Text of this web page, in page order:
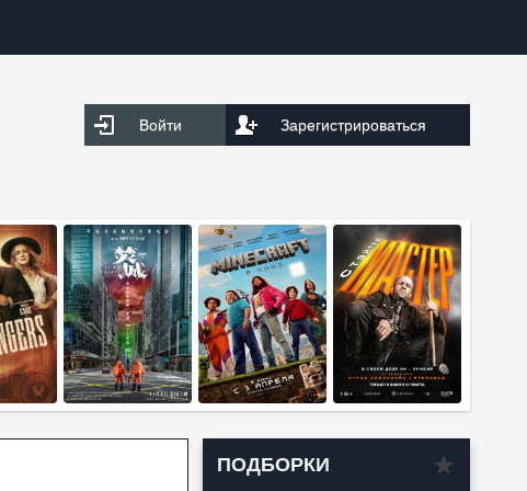
Войти Зарегистрироваться
ПОДБОРКИ